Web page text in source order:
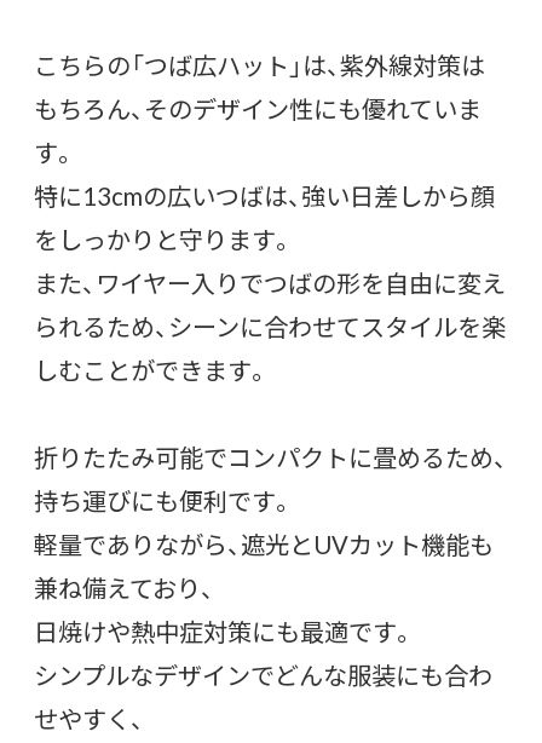
こちらの「つば広ハット」は、紫外線対策は
もちろん、そのデザイン性にも優れていま
す。
特に13cmの広いつばは、強い日差しから顔
をしっかりと守ります。
また、ワイヤー入りでつばの形を自由に変え
られるため、シーンに合わせてスタイルを楽
しむことができます。
折りたたみ可能でコンパクトに畳めるため、
持ち運びにも便利です。
軽量でありながら、遮光とUVカット機能も
兼ね備えており、
日焼けや熱中症対策にも最適です。
シンプルなデザインでどんな服装にも合わ
せやすく、